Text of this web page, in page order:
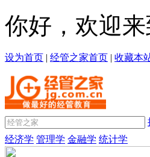
你好，欢迎
设为首页 | 经管之家首页 | 收藏本
经济学 管理学 金融学 统计学